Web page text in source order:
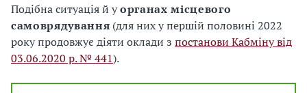
Подібна ситуація й уорганах місцевого
самоврядування (для них у першій половині 2022
року продовжує діяти оклади з постанови Кабміну від
03.06.2020 р. № 441).